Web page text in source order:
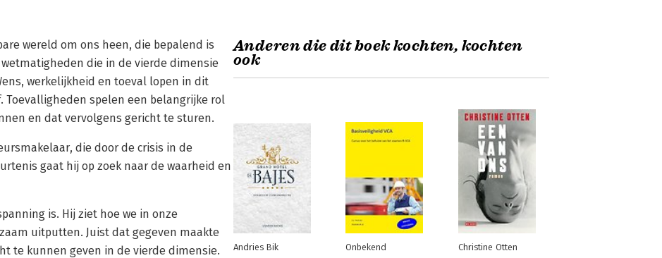
wereld om ons heen, die bepalend is
die in de vierde dimensie
werkelijkheid en toeval lopen in dit
spelen een belangrijke rol
en dat vervolgens gericht te sturen.
die door de crisis in de
gaat hij op zoek naar de waarheid en
is. Hij ziet hoe we in onze
uitputten. Juist dat gegeven maakte
te kunnen geven in de vierde dimensie.
Anderen die dit boek kochten, kochten
ook
Andries Bik Onbekend Christine Otten